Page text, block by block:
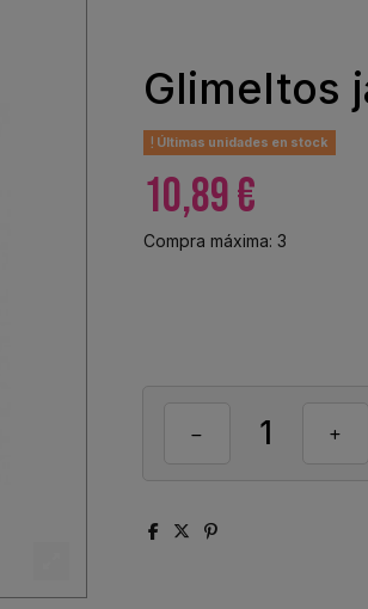
Glimeltos
Últimas unidades en stock
10,89 €
Compra máxima: 3